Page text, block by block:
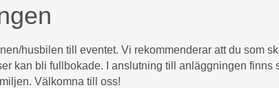
husbilen till eventet. Vi rekommenderar att du som
kan bli fullbokade. I anslutning till anläggningen finns
Välkomna till oss!